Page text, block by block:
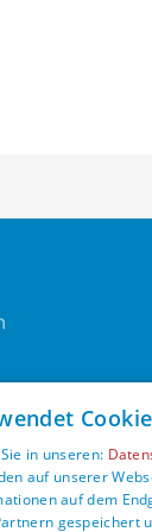
in unseren:
auf unserer
auf dem
gespeichert